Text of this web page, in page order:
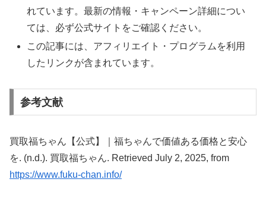
れています。最新の情報・キャンペーン詳細につい
ては、必ず公式サイトをご確認ください。
この記事には、アフィリエイト・プログラムを利用
したリンクが含まれています。
参考文献
買取福ちゃん【公式】｜福ちゃんで価値ある価格と安心
を. (n.d.). 買取福ちゃん. Retrieved July 2, 2025, from
https://www.fuku-chan.info/